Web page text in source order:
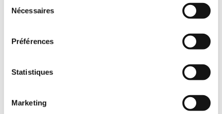
Nécessaires
Préférences
Statistiques
Marketing
/ cent
Diamètre :
Disponible